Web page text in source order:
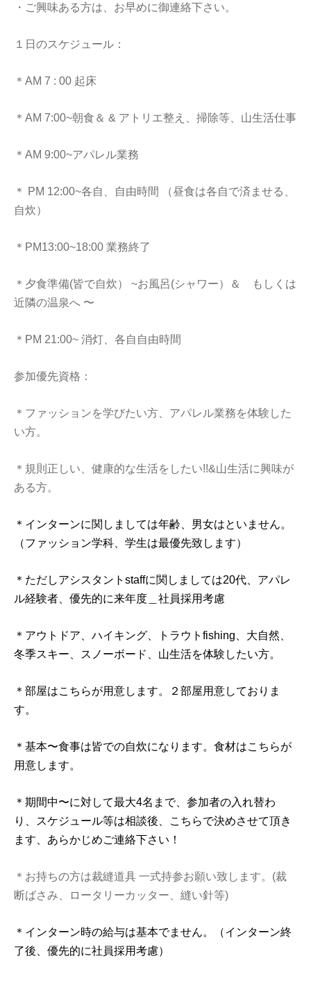
・ご興味ある方は、お早めに御連絡下さい。
１日のスケジュール：
＊AM 7 : 00 起床
＊AM 7:00~朝食＆ & アトリエ整え、掃除等、山生活仕事
＊AM 9:00~アパレル業務
＊ PM 12:00~各自、自由時間 （昼食は各自で済ませる、
自炊）
＊PM13:00~18:00 業務終了
＊夕食準備(皆で自炊） ~お風呂(シャワー）＆ もしくは
近隣の温泉へ 〜
＊PM 21:00~ 消灯、各自自由時間
参加優先資格：
＊ファッションを学びたい方、アパレル業務を体験した
い方。
＊規則正しい、健康的な生活をしたい!!&山生活に興味が
ある方。
＊ インターンに関しましては年齢、男女はといません。
（ファッション学科、学生は最優先致します）
＊ただしアシスタントstaffに関しましては20代、アパレ
ル経験者、優先的に来年度＿社員採用考慮
＊アウトドア、ハイキング、トラウトfishing、 大自然
冬季スキー、
スノーボード 、山生活を体験したい方。
＊部屋はこち らが用意します。２部屋用意しておりま
す。
＊基本〜食事は皆での自炊になります。食材はこち らが
用意します。
＊期間中〜に対して最大4名まで、参加者の入れ替わ
り、スケジュール等は相談後、
こち らで決めさせて頂き
ます、あらかじめご連絡下さい！
＊お持ちの方は裁縫道具 一式持参お願い致します。(裁
断ばさみ、ロータリーカッター、縫い針等)
＊ インターン時の給与は基本でません。（インターン終
了後、優先的に社員採用考慮）